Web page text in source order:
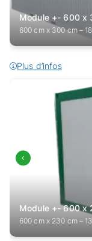
Module +- 600 x
600 cm x 300 cm –
Plus d’infos
Module +- 600 x
600 cm x 230 cm –